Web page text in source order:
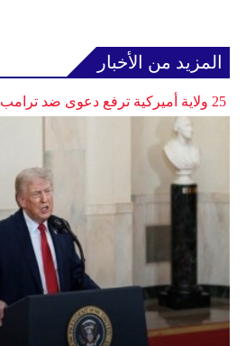
المزيد من الأخبار
25 ولاية أميركية ترفع دعوى ضد ترامب بسبب الرسوم الجمركية